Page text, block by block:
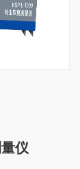
仪